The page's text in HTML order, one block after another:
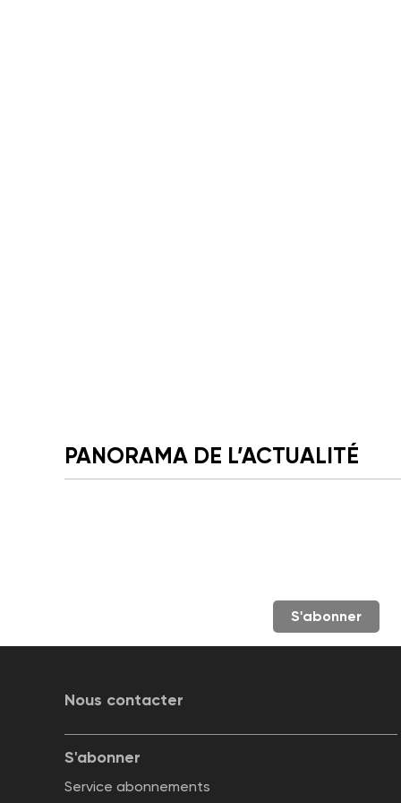
PANORAMA DE L’ACTUALITÉ
S'abonner
Nous contacter
S'abonner
Service abonnements